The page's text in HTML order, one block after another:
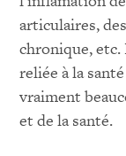
articulaires,
chronique, etc.
reliée à la
vraiment
et de la santé.